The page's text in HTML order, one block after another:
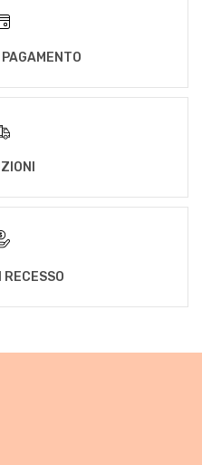
RECESSO